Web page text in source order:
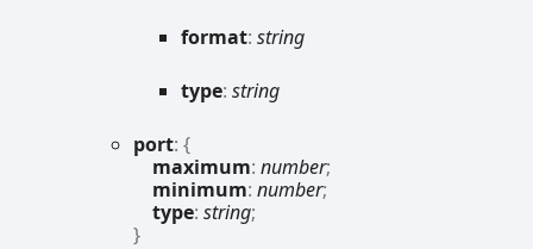
format: string
type: string
port: {
maximum: number;
minimum: number;
type: string;
}